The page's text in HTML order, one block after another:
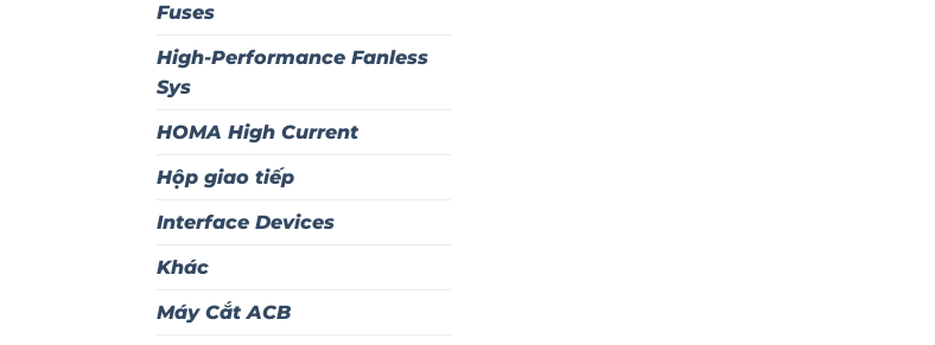
Fuses
High-Performance Fanless
Sys
HOMA High Current
Hộp giao tiếp
Interface Devices
Khác
Máy Cắt ACB